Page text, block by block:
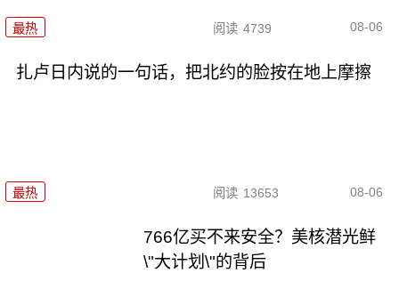
最热 阅读 4739 08-06
扎卢日内说的一句话，把北约的脸按在地上摩擦
最热 阅读 13653 08-06
766亿买不来安全？美核潜光鲜
\"大计划\"的背后